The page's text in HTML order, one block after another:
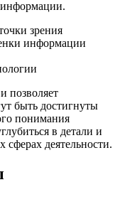
информации.
зрения
информации
позволяет
быть достигнуты
понимания
в детали и
сферах деятельности.